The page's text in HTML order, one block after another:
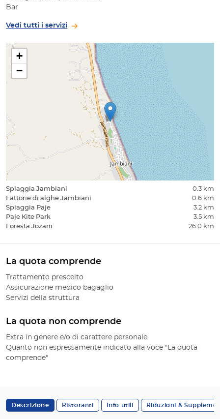
Bar
Vedi tutti i servizi
+
−
Spiaggia Jambiani
0.3 km
Fattorie di alghe Jambiani
0.6 km
Spiaggia Paje
3.2 km
Paje Kite Park
3.5 km
Foresta Jozani
26.0 km
La quota comprende
Trattamento prescelto
Assicurazione medico bagaglio
Servizi della struttura
La quota non comprende
Extra in genere e/o di carattere personale
Quanto non espressamente indicato alla voce "La quota
comprende"
Descrizione Ristoranti Info utili Riduzioni &